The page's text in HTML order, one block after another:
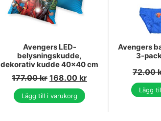
Avengers LED-
belysningskudde,
dekorativ kudde 40x40 cm
177.00kr 168.00 kr
Lägg till i varukorg
Avengers
3-
72.00
Lägg